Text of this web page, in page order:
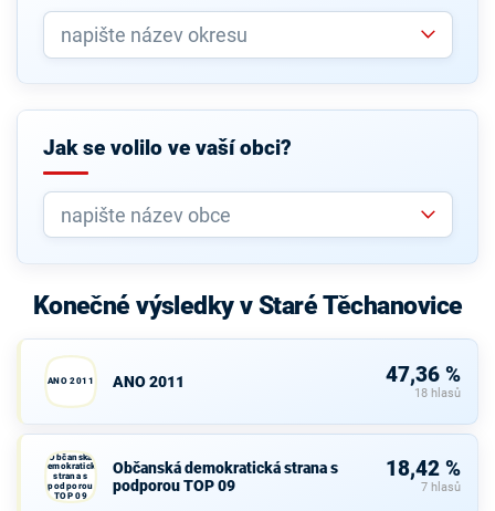
Jak se volilo ve vaší obci?
Konečné výsledky v Staré Těchanovice
ANO 2011 ANO 2011 47,36 %
18 hlasů
Občanská
demokratická
strana s
podporou
TOP 09
Občanská demokratická strana s
podporou TOP 09
18,42 %
7 hlasů